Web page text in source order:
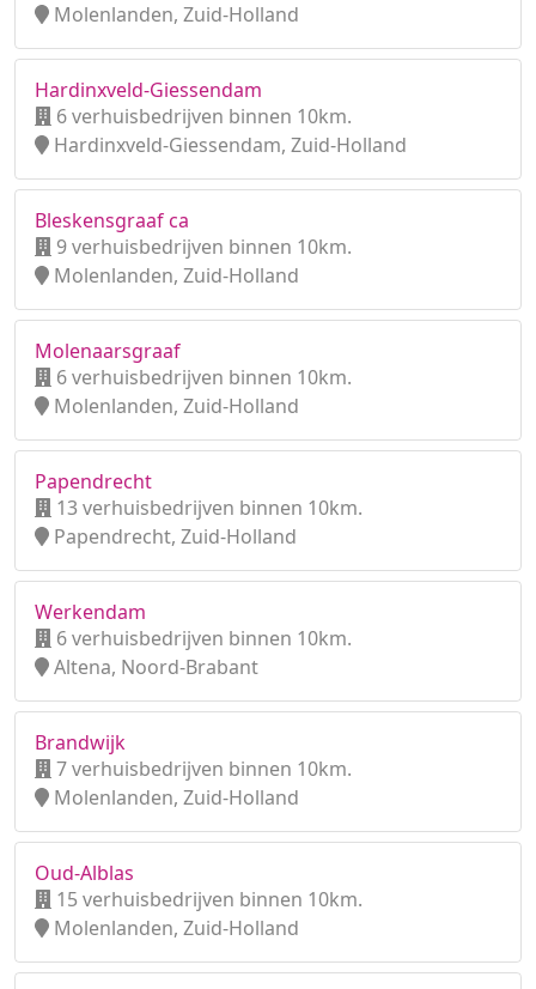
Molenlanden, Zuid-Holland
Hardinxveld-Giessendam
6 verhuisbedrijven binnen 10km.
Hardinxveld-Giessendam, Zuid-Holland
Bleskensgraaf ca
9 verhuisbedrijven binnen 10km.
Molenlanden, Zuid-Holland
Molenaarsgraaf
6 verhuisbedrijven binnen 10km.
Molenlanden, Zuid-Holland
Papendrecht
13 verhuisbedrijven binnen 10km.
Papendrecht, Zuid-Holland
Werkendam
6 verhuisbedrijven binnen 10km.
Altena, Noord-Brabant
Brandwijk
7 verhuisbedrijven binnen 10km.
Molenlanden, Zuid-Holland
Oud-Alblas
15 verhuisbedrijven binnen 10km.
Molenlanden, Zuid-Holland